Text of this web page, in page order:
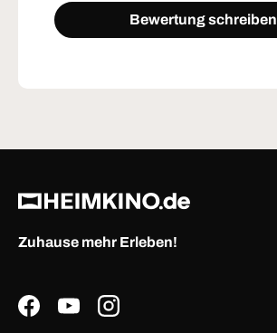
Bewertung schreiben
Zuhause mehr Erleben!
FacebookYouTubeInstagram